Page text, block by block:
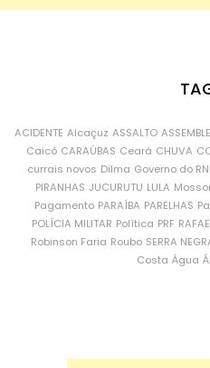
ACIDENTE Alcaçuz ASSALTO
Caicó CARAÚBAS Ceará CHUVA
currais novos Dilma Governo do RN
PIRANHAS JUCURUTU LULA
Pagamento PARAÍBA PARELHAS
POLÍCIA MILITAR Política PRF
Robinson Faria Roubo SERRA
Costa Água